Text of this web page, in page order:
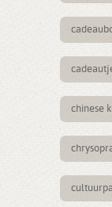
chinese